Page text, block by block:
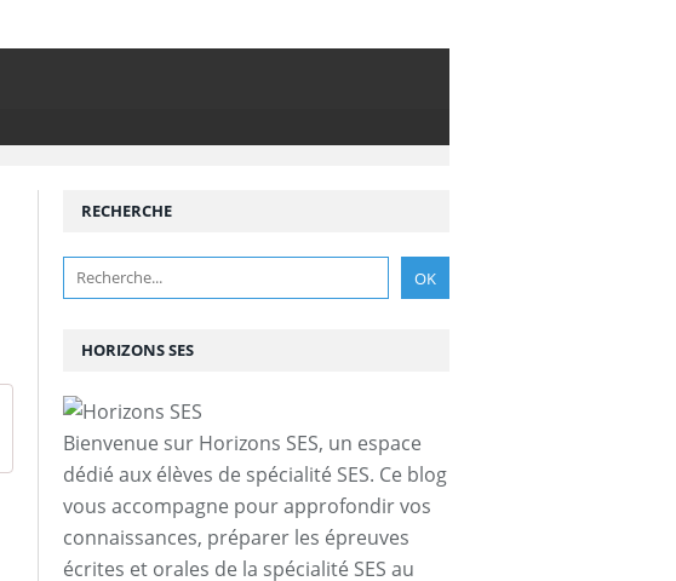
RECHERCHE
HORIZONS SES
Bienvenue sur Horizons SES, un espace
dédié aux élèves de spécialité SES. Ce blog
vous accompagne pour approfondir vos
connaissances, préparer les épreuves
écrites et orales de la spécialité SES au